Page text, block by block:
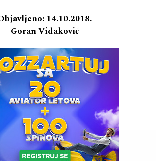
14.10.2018.
Goran Vidaković